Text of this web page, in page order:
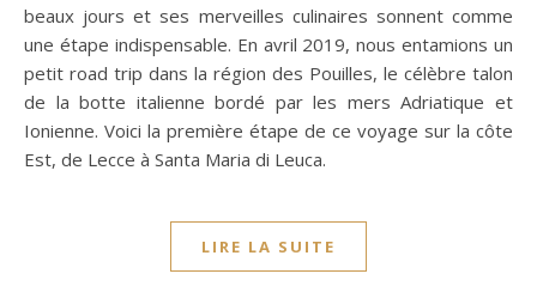
beaux jours et ses merveilles culinaires sonnent comme
une étape indispensable. En avril 2019, nous entamions un
petit road trip dans la région des Pouilles, le célèbre talon
de la botte italienne bordé par les mers Adriatique et
Ionienne. Voici la première étape de ce voyage sur la côte
Est, de Lecce à Santa Maria di Leuca.
LIRE LA SUITE